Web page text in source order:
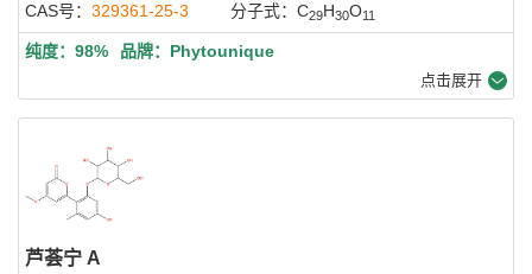
CAS号： 329361-25-3 分子式：C29H30O11
纯度：98% 品牌：Phytounique
点击展开
芦荟宁 A